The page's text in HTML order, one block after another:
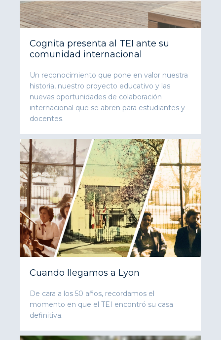
Cognita presenta al TEI ante su
comunidad internacional
Un reconocimiento que pone en valor nuestra
historia, nuestro proyecto educativo y las
nuevas oportunidades de colaboración
internacional que se abren para estudiantes y
docentes.
Cuando llegamos a Lyon
De cara a los 50 años, recordamos el
momento en que el TEI encontró su casa
definitiva.